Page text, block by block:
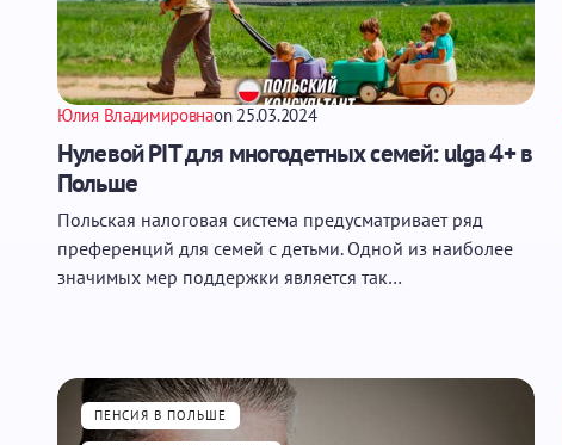
Юлия Владимировнаon 25.03.2024
Нулевой PIT для многодетных семей: ulga 4+ в
Польше
Польская налоговая система предусматривает ряд
преференций для семей с детьми. Одной из наиболее
значимых мер поддержки является так…
ПЕНСИЯ В ПОЛЬШЕ